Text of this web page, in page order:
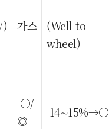
가스
(Well to
wheel)
○/
◎
14∼15%→○